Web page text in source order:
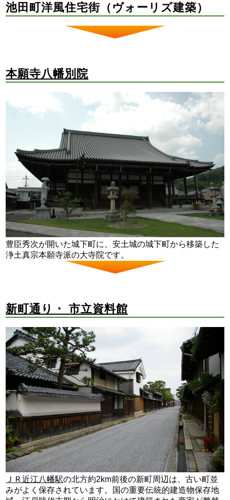
池田町洋風住宅街（ヴォーリズ建築）
本願寺八幡別院
豊臣秀次が開いた城下町に、安土城の城下町から移築した
浄土真宗本願寺派の大寺院です。
新町通り・ 市立資料館
ＪＲ近江八幡駅の北方約2km前後の新町周辺は、古い町並
みがよく保存されています。国の重要伝統的建造物保存地